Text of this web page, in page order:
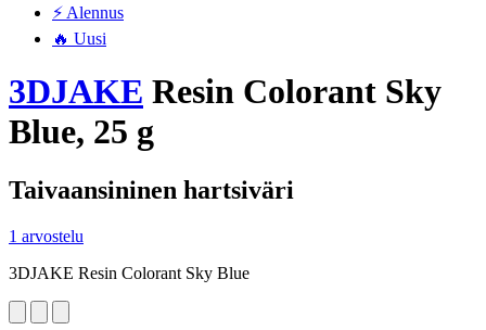
⚡ Alennus
🔥 Uusi
3DJAKE Resin Colorant Sky
Blue, 25 g
Taivaansininen hartsiväri
1 arvostelu
3DJAKE Resin Colorant Sky Blue